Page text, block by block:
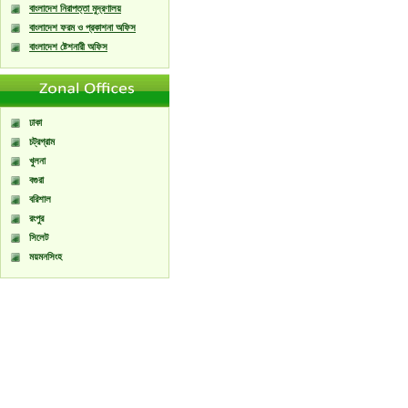
বাংলাদেশ নিরাপত্তা মুদ্রণালয়
বাংলাদেশ ফরম ও প্রকাশনা অফিস
বাংলাদেশ ষ্টেশনারী অফিস
ঢাকা
চট্রগ্রাম
খুলনা
বগুরা
বরিশাল
রংপুর
সিলেট
ময়মনসিংহ